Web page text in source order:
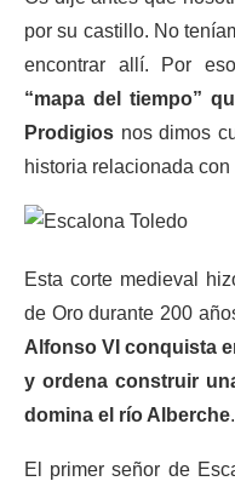
por su castillo. No
encontrar allí. Por
“mapa del tiempo”
Prodigios nos dimos
historia relacionada
Esta corte medieval
de Oro durante 200
Alfonso VI conquista
y ordena construir
domina el río Alberche.
El primer señor de